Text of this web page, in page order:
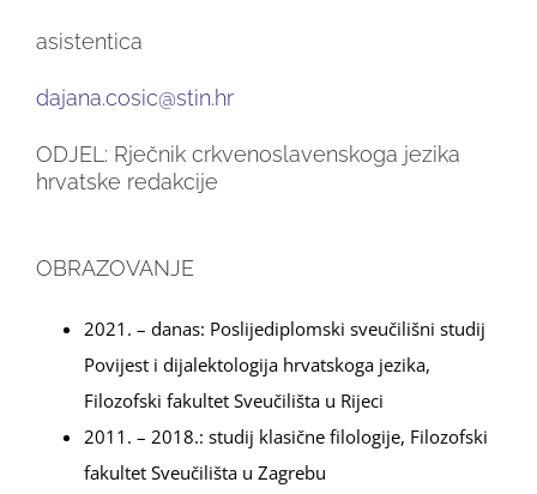
asistentica
dajana.cosic@stin.hr
ODJEL: Rječnik crkvenoslavenskoga jezika
hrvatske redakcije
OBRAZOVANJE
2021. – danas: Poslijediplomski sveučilišni studij
Povijest i dijalektologija hrvatskoga jezika,
Filozofski fakultet Sveučilišta u Rijeci
2011. – 2018.: studij klasične filologije, Filozofski
fakultet Sveučilišta u Zagrebu